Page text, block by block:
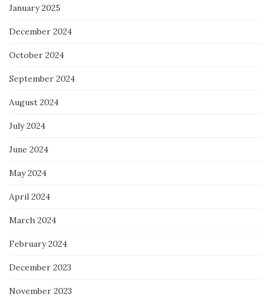
January 2025
December 2024
October 2024
September 2024
August 2024
July 2024
June 2024
May 2024
April 2024
March 2024
February 2024
December 2023
November 2023